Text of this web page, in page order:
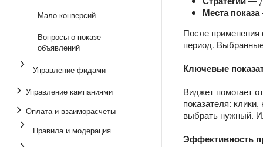
Мало конверсий
Вопросы о показе
объявлений
Управление фидами
Управление кампаниями
Оплата и взаиморасчеты
Правила и модерация
Места показа
После применения
период.
Ключевые
Виджет помогает
показателя:
выбрать нужный.
Эффективность